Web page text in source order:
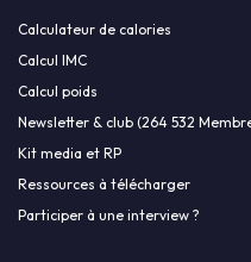
Calculateur de calories
Calcul IMC
Calcul poids
Newsletter & club (264 532
Kit media et RP
Ressources à télécharger
Participer à une interview ?